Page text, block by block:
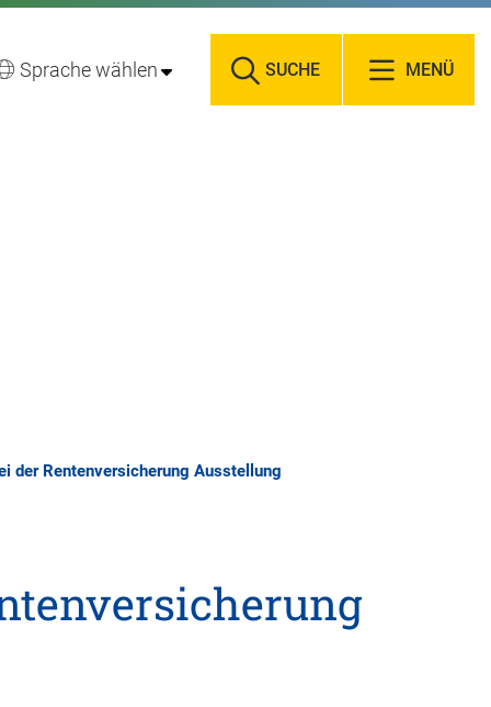
Sprache wählen SUCHE MENÜ
der Rentenversicherung Ausstellung